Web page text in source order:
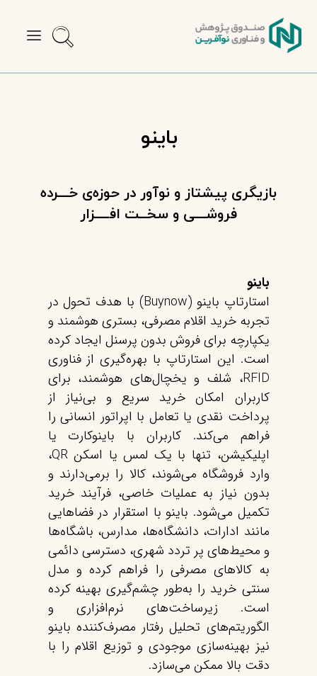
باینو
بازیگری پیشتاز و نوآور در حوزه‌ی خـــرده
فروشـــی و سخــت افــــزار
باینو
استارتاپ باینو (Buynow) با هدف تحول در
تجربه خرید اقلام مصرفی، بستری هوشمند و
یکپارچه برای فروش بدون پرسنل ایجاد کرده
است. این استارتاپ با بهره‌گیری از فناوری‌
RFID، شلف و یخچال‌های هوشمند، برای
کاربران امکان خرید سریع و بی‌نیاز از
پرداخت نقدی یا تعامل با اپراتور انسانی را
فراهم می‌کند. کاربران با باینوکارت یا
اپلیکیشن، تنها با یک لمس یا اسکن QR،
وارد فروشگاه می‌شوند، کالا را برمی‌دارند و
بدون نیاز به عملیات خاصی، فرآیند خرید
تکمیل می‌شود. باینو با استقرار در فضاهایی
مانند ادارات، دانشگاه‌ها، مدارس، باشگاه‌ها
و محیط‌های پر تردد شهری، دسترسی دائمی
به کالاهای مصرفی را فراهم کرده و مدل
سنتی خرید را به‌طور چشم‌گیری بهینه کرده
است. زیرساخت‌های نرم‌افزاری و
الگوریتم‌های تحلیل رفتار مصرف‌کننده باینو
نیز بهینه‌سازی موجودی و توزیع اقلام را با
دقت بالا ممکن می‌سازد.